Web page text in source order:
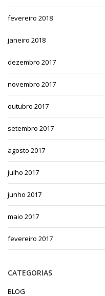
fevereiro 2018
janeiro 2018
dezembro 2017
novembro 2017
outubro 2017
setembro 2017
agosto 2017
julho 2017
junho 2017
maio 2017
fevereiro 2017
CATEGORIAS
BLOG